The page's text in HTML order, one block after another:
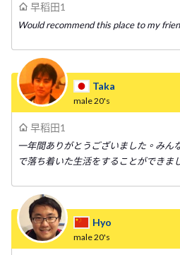
早稻田1
Would recommend this place to my
Taka
male20's
早稻田1
一年間ありがとうございました。みん
で落ち着いた生活をすることができま
Hyo
male20's